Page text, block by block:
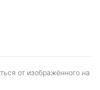
от изображённого на